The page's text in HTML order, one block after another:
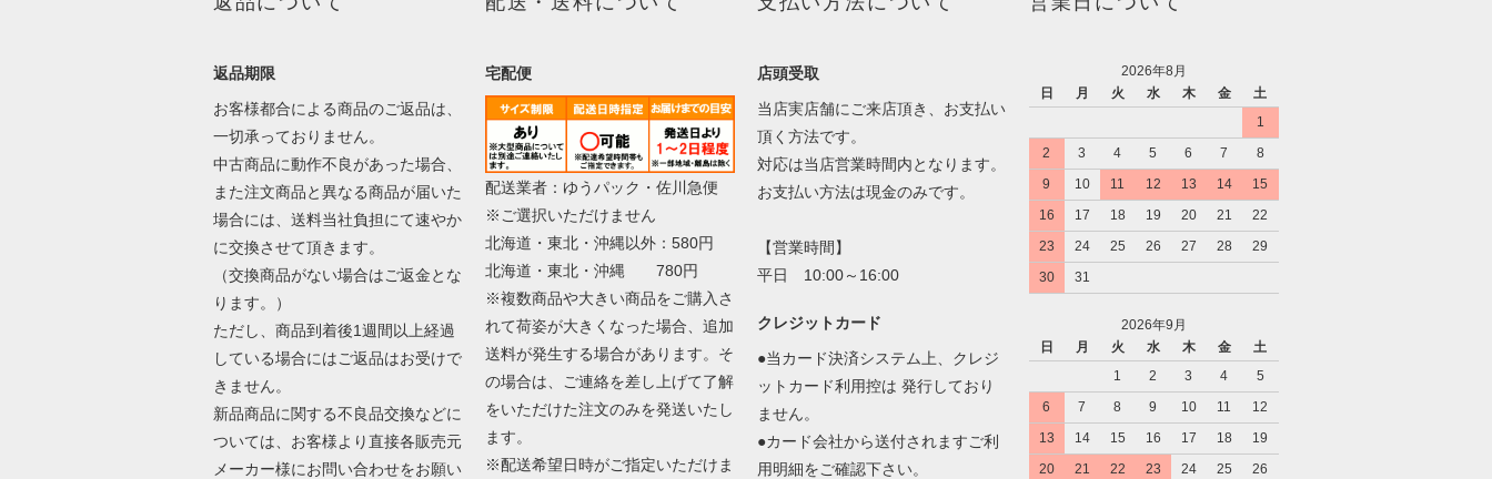
返品期限
お客様都合による商品のご返品は、
一切承っておりません。
中古商品に動作不良があった場合、
また注文商品と異なる商品が届いた
場合には、送料当社負担にて速やか
に交換させて頂きます。
（交換商品がない場合はご返金とな
ります。）
ただし、商品到着後1週間以上経過
している場合にはご返品はお受けで
きません。
新品商品に関する不良品交換などに
ついては、お客様より直接各販売元
メーカー様にお問い合わせをお願い
宅配便
配送業者：ゆうパック・佐川急便
※ご選択いただけません
北海道・東北・沖縄以外：580円
北海道・東北・沖縄 780円
※複数商品や大きい商品をご購入さ
れて荷姿が大きくなった場合、追加
送料が発生する場合があります。そ
の場合は、ご連絡を差し上げて了解
をいただけた注文のみを発送いたし
ます。
※配送希望日時がご指定いただけま
店頭受取
当店実店舗にご来店頂き、お支払い
頂く方法です。
対応は当店営業時間内となります。
お支払い方法は現金のみです。
【営業時間】
平日 10:00～16:00
クレジットカード
●当カード決済システム上、クレジ
ットカード利用控は 発行しており
ません。
●カード会社から送付されますご利
用明細をご確認下さい。
2026年8月
日
月 火 水 木 金
土
1
2
3 4 5 6 7
8
9
10 11 12 13 14
15
16
17 18 19 20 21
22
23
24 25 26 27 28
29
30
31
2026年9月
日
月 火 水 木 金
土
1
2 3 4
5
6
7 8 9 10 11
12
13
14 15 16 17 18
19
20
21 22 23 24 25
26